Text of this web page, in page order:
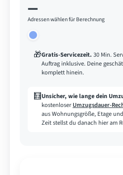
—
Adressen wählen für Berechnung
🎁Gratis-Servicezeit. 30 Min.
Auftrag inklusive. Deine
komplett hinein.
🧮Unsicher, wie lange dein
kostenloserUmzugsdauer-
aus Wohnungsgröße, Etage
Zeit stellst du danach hier am